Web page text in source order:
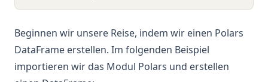
Beginnen wir unsere Reise, indem wir einen Polars
DataFrame erstellen. Im folgenden Beispiel
importieren wir das Modul Polars und erstellen